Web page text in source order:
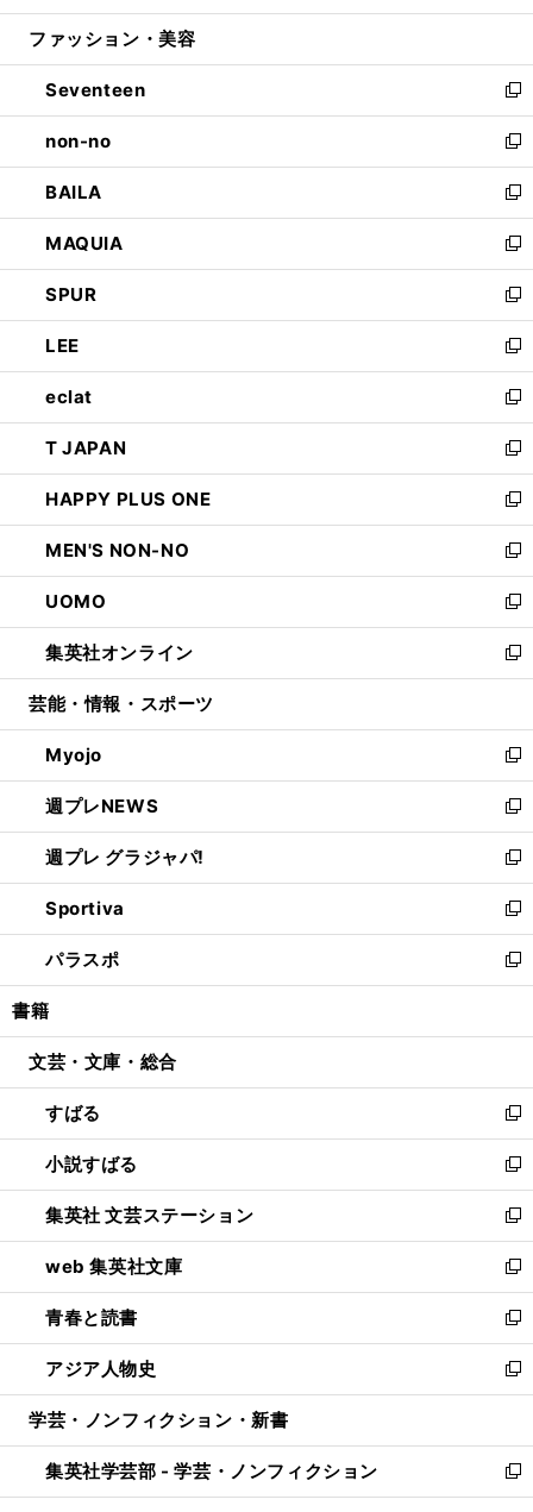
開
ウ
開
く
ン
ウ
で
開
く
ウ
ン
ド
ウ
で
開
く
ファッション・美容
Seventeen
新
し
い
ウ
ィ
ン
ド
ウ
で
開
く
non-no
新
し
い
ウ
ィ
ン
ド
ウ
で
開
く
BAILA
新
し
い
ウ
ィ
ン
ド
ウ
で
開
く
MAQUIA
新
し
い
ウ
ィ
ン
ド
ウ
で
開
く
SPUR
新
し
い
ウ
ィ
ン
ド
ウ
で
開
く
LEE
新
し
い
ウ
ィ
ン
ド
ウ
で
開
く
eclat
新
し
い
ウ
ィ
ン
ド
ウ
で
開
く
T JAPAN
新
し
い
ウ
ィ
ン
ド
ウ
で
開
HAPPY PLUS ONE
新
し
い
ウ
ィ
ン
ド
ウ
開
く
MEN'S NON-NO
新
し
い
ウ
ィ
ン
ウ
で
開
く
UOMO
新
し
い
ウ
ン
ド
ウ
で
開
く
集英社オンライン
新
し
ウ
ィ
ン
ド
ウ
で
開
く
芸能・情報・スポーツ
Myojo
新
し
い
ウ
ィ
ン
ド
ウ
で
開
週プレNEWS
新
し
い
ウ
ィ
ン
ド
ウ
開
週プレ グラジャパ!
新
し
い
ウ
ィ
ン
ウ
開
く
Sportiva
新
し
い
ウ
ン
ウ
で
開
く
パラスポ
新
し
ウ
ン
ド
ウ
で
開
く
書籍
文芸・文庫・総合
すばる
新
し
い
ウ
ィ
ン
ド
ウ
で
開
く
小説すばる
新
し
い
ウ
ィ
ン
ド
ウ
で
開
集英社 文芸ステーション
新
し
い
ウ
ィ
ン
ド
ウ
開
く
web 集英社文庫
新
し
い
ウ
ィ
ン
ウ
で
開
青春と読書
新
し
い
ウ
ン
ド
ウ
アジア人物史
新
し
ウ
ィ
ン
学芸・ノンフィクション・新書
集英社学芸部 - 学芸・ノンフィクション
新
し